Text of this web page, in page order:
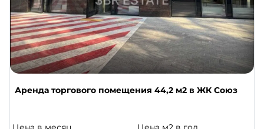
Аренда торгового помещения 44,2 м2 в ЖК Союз